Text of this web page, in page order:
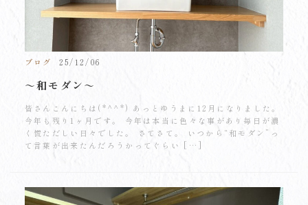
ブログ 25/12/06
～和モダン～
皆さんこんにちは(*^^*) あっとゆうまに12月になりました。
今年も残り1ヶ月です。 今年は本当に色々な事があり毎日が濃
く慌ただしい日々でした。 さてさて。 いつから“和モダン”っ
て言葉が出来たんだろうかってぐらい […]